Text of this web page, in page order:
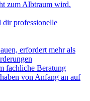
zum Albtraum wird.
dir professionelle
erfordert mehr als
fachliche Beratung
von Anfang an auf